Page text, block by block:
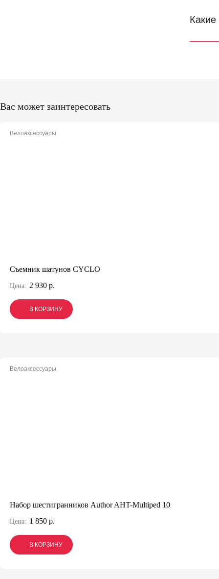
Вас может заинтересовать
Велоаксессуары
Съемник шатунов CYCLO
Цена: 2 930 р.
В КОРЗИНУ
В КОРЗИНУ
В КОРЗИНУ
Велоаксессуары
Набор шестигранников Author AHT-Multiped 10
Цена: 1 850 р.
В КОРЗИНУ
В КОРЗИНУ
В КОРЗИНУ